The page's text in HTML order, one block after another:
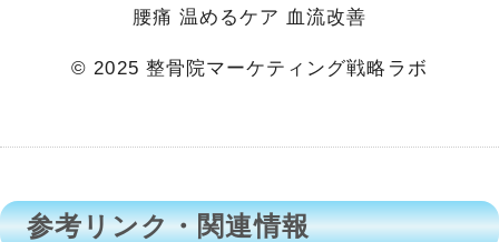
腰痛 温めるケア 血流改善
© 2025 整骨院マーケティング戦略ラボ
参考リンク・関連情報